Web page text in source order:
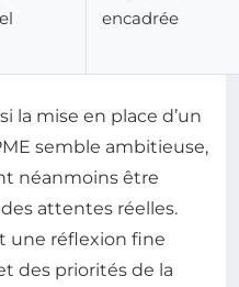
encadrée
la mise en place d’un
semble ambitieuse,
néanmoins être
attentes réelles.
une réflexion fine
des priorités de la